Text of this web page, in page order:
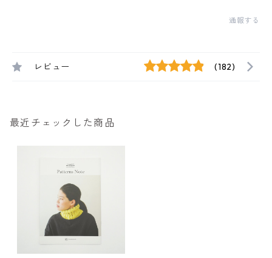
通報する
レビュー (182)
最近チェックした商品